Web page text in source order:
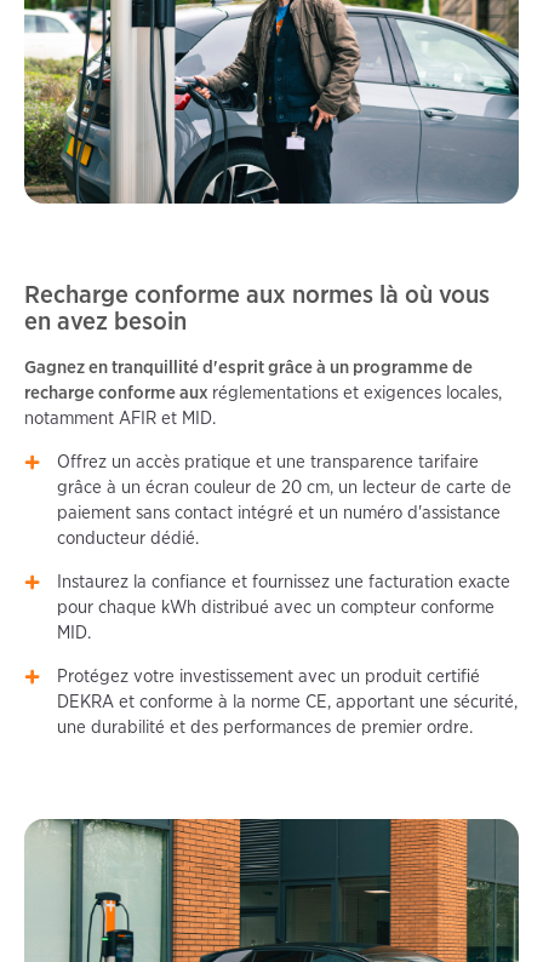
Recharge conforme aux normes là où vous
en avez besoin
Gagnez en tranquillité d'esprit grâce à un programme de
recharge conforme aux réglementations et exigences locales,
notamment AFIR et MID.
Offrez un accès pratique et une transparence tarifaire
grâce à un écran couleur de 20 cm, un lecteur de carte de
paiement sans contact intégré et un numéro d'assistance
conducteur dédié.
Instaurez la confiance et fournissez une facturation exacte
pour chaque kWh distribué avec un compteur conforme
MID.
Protégez votre investissement avec un produit certifié
DEKRA et conforme à la norme CE, apportant une sécurité,
une durabilité et des performances de premier ordre.